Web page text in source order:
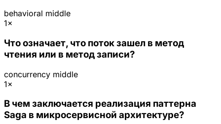
behavioral middle
1×
Что означает, что поток зашел в метод
чтения или в метод записи?
concurrency middle
1×
В чем заключается реализация паттерна
Saga в микросервисной архитектуре?